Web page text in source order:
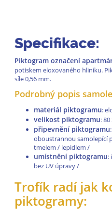
Specifikace:
Piktogram označení
potiskem eloxovaného hliníku.
síle 0,56 mm.
Podrobný popis
materiál piktogramu:
velikost piktogramu:
připevnění piktogramu
oboustrannou samolepící
tmelem / lepidlem /
umístnění piktogramu:
bez UV úpravy /
Trofík radí jak
piktogramy: